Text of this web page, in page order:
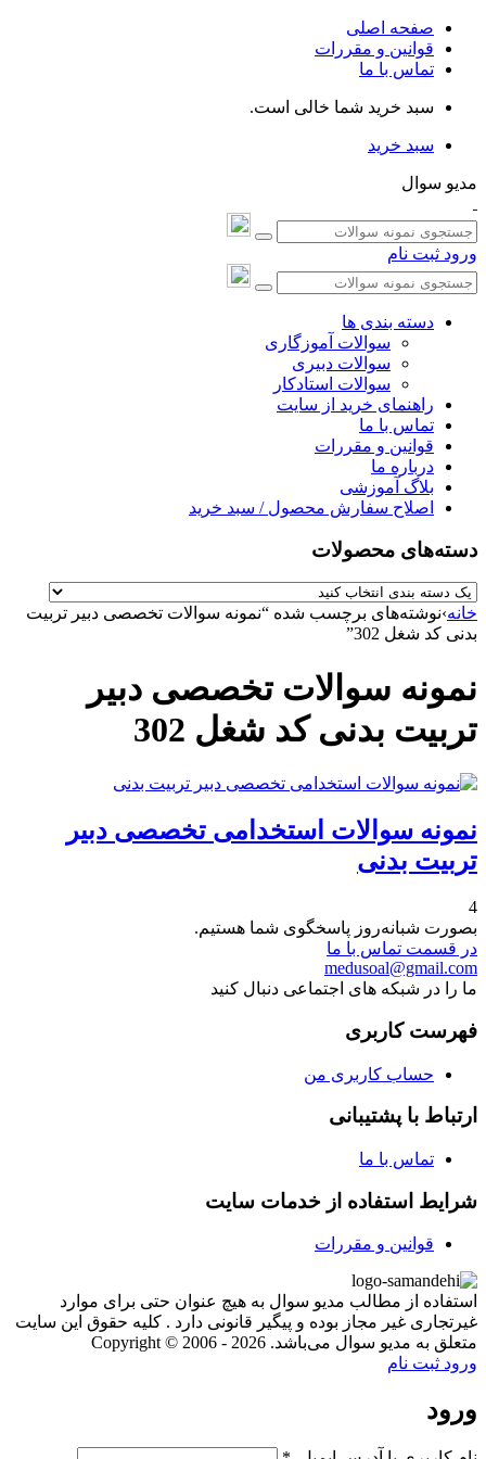
صفحه اصلی
قوانین و مقررات
تماس با ما
سبد خرید شما خالی است.
سبد خرید
مدیو سوال
ورود ثبت نام
دسته بندی ها
سوالات آموزگاری
سوالات دبیری
سوالات استادکار
راهنمای خرید از سایت
تماس با ما
قوانین و مقررات
درباره ما
بلاگ آموزشی
اصلاح سفارش محصول / سبد خرید
دسته‌های محصولات
خانه›نوشته‌های برچسب شده “نمونه سوالات تخصصی دبیر تربیت
بدنی کد شغل 302”
نمونه سوالات تخصصی دبیر
تربیت بدنی کد شغل 302
نمونه سوالات استخدامی تخصصی دبیر
تربیت بدنی
4
بصورت شبانه‌روز پاسخگوی شما هستیم.
در قسمت تماس با ما
medusoal@gmail.com
ما را در شبکه های اجتماعی دنبال کنید
فهرست کاربری
حساب کاربری من
ارتباط با پشتیبانی
تماس با ما
شرایط استفاده از خدمات سایت
قوانین و مقررات
استفاده از مطالب مدیو سوال به هیچ عنوان حتی برای موارد
غیرتجاری غیر مجاز بوده و پیگیر قانونی دارد . کلیه حقوق این سایت
متعلق به مدیو سوال می‌باشد. Copyright © 2006 - 2026
ورود ثبت نام
ورود